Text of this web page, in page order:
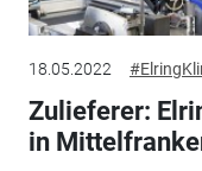
18.05.2022
Zulieferer:
in